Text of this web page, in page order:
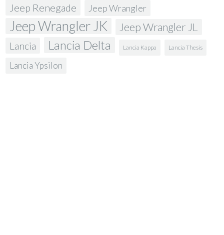
Jeep Renegade Jeep Wrangler
Jeep Wrangler JK Jeep Wrangler JL
Lancia Lancia Delta Lancia Kappa Lancia Thesis
Lancia Ypsilon